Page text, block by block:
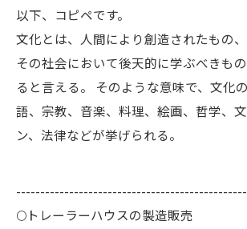
以下、コピペです。
文化とは、人間により創造されたもの、
その社会において後天的に学ぶべきも
ると言える。 そのような意味で、文化
語、宗教、音楽、料理、絵画、哲学、
ン、法律などが挙げられる。
🌕️トレーラーハウスの製造販売